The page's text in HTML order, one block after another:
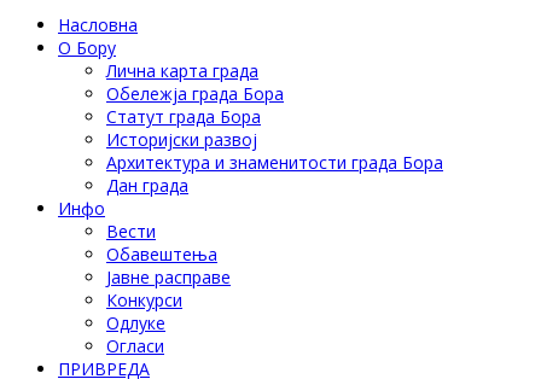
Насловна
О Бору
Лична карта града
Обележја града Бора
Статут града Бора
Историјски развој
Архитектура и знаменитости града Бора
Дан града
Инфо
Вести
Обавештења
Јавне расправе
Конкурси
Одлуке
Огласи
ПРИВРЕДА